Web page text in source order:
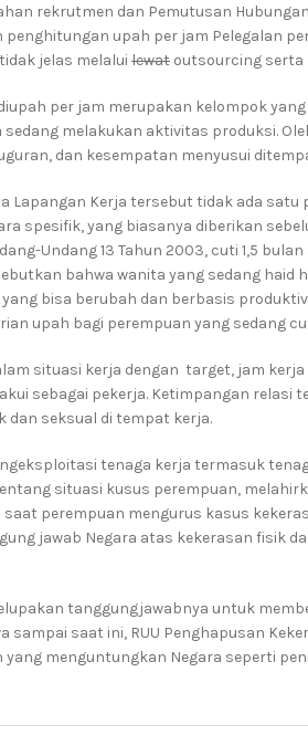
rekrutmen dan Pemutusan
penghitungan upah per jam Pelegalan
jelas melalui lewat outsourcing
per jam merupakan kelompok
melakukan aktivitas produksi.
dan kesempatan menyusui
Lapangan Kerja tersebut tidak ada
spesifik, yang biasanya diberikan
Undang 13 Tahun 2003, cuti 1,5
bahwa wanita yang sedang
bisa berubah dan berbasis
upah bagi perempuan yang sedang
situasi kerja dengan target, jam
sebagai pekerja. Ketimpangan
dan seksual di tempat kerja.
tenaga kerja termasuk
situasi kusus perempuan,
saat perempuan mengurus kasus
jawab Negara atas kekerasan fisik
tanggungjawabnya untuk
sampai saat ini, RUU Penghapusan
menguntungkan Negara seperti